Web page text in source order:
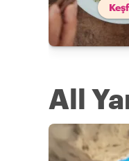
All